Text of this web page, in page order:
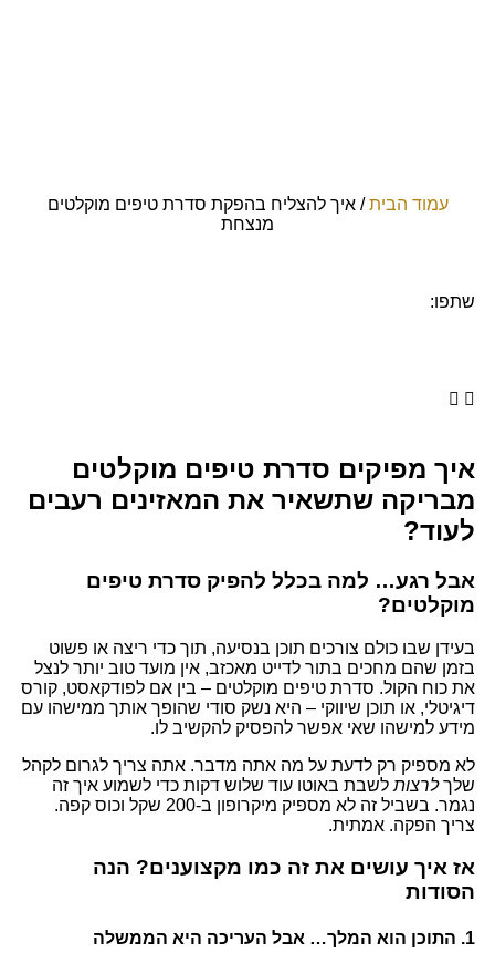
עמוד הבית/איך להצליח בהפקת סדרת טיפים מוקלטים
מנצחת
שתפו:
איך מפיקים סדרת טיפים מוקלטים
מבריקה שתשאיר את המאזינים רעבים
לעוד?
אבל רגע… למה בכלל להפיק סדרת טיפים
מוקלטים?
בעידן שבו כולם צורכים תוכן בנסיעה, תוך כדי ריצה או פשוט
בזמן שהם מחכים בתור לדייט מאכזב, אין מועד טוב יותר לנצל
את כוח הקול. סדרת טיפים מוקלטים – בין אם לפודקאסט, קורס
דיגיטלי, או תוכן שיווקי – היא נשק סודי שהופך אותך ממישהו עם
מידע למישהו שאי אפשר להפסיק להקשיב לו.
לא מספיק רק לדעת על מה אתה מדבר. אתה צריך לגרום לקהל
שלךלרצות לשבת באוטו עוד שלוש דקות כדי לשמוע איך זה
נגמר. בשביל זה לא מספיק מיקרופון ב-200 שקל וכוס קפה.
צריך הפקה. אמתית.
אז איך עושים את זה כמו מקצוענים? הנה
הסודות
1. התוכן הוא המלך… אבל העריכה היא הממשלה